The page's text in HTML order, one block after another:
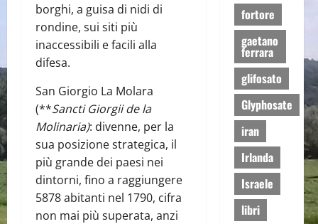
borghi, a guisa di nidi di
rondine, sui siti più
inaccessibili e facili alla
difesa.
San Giorgio La Molara
(**Sancti Giorgii de la
Molinaria): divenne, per la
sua posizione strategica, il
più grande dei paesi nei
dintorni, fino a raggiungere
5878 abitanti nel 1790, cifra
non mai più superata, anzi
fortore
gaetano
ferrara
glifosato
Glyphosate
iran
Irlanda
Israele
libri